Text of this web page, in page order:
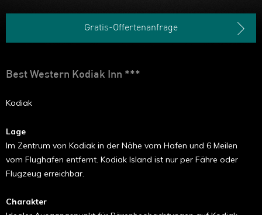
Gratis-Offertenanfrage
Best Western Kodiak Inn ***
Kodiak
Lage
Im Zentrum von Kodiak in der Nähe vom Hafen und 6 Meilen
vom Flughafen entfernt. Kodiak Island ist nur per Fähre oder
Flugzeug erreichbar.
Charakter